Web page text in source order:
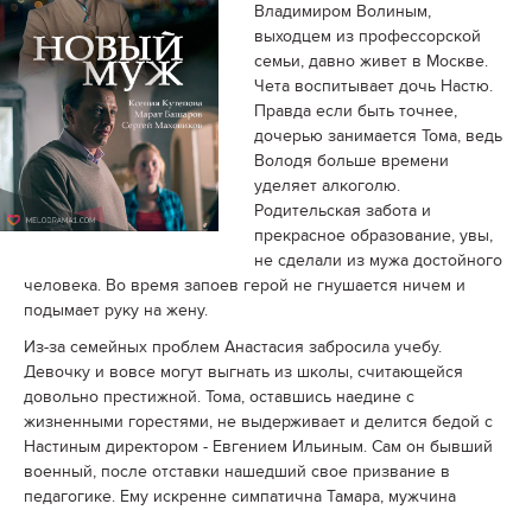
Владимиром Волиным,
выходцем из профессорской
семьи, давно живет в Москве.
Чета воспитывает дочь Настю.
Правда если быть точнее,
дочерью занимается Тома, ведь
Володя больше времени
уделяет алкоголю.
Родительская забота и
прекрасное образование, увы,
не сделали из мужа достойного
человека. Во время запоев герой не гнушается ничем и
подымает руку на жену.
Из-за семейных проблем Анастасия забросила учебу.
Девочку и вовсе могут выгнать из школы, считающейся
довольно престижной. Тома, оставшись наедине с
жизненными горестями, не выдерживает и делится бедой с
Настиным директором - Евгением Ильиным. Сам он бывший
военный, после отставки нашедший свое призвание в
педагогике. Ему искренне симпатична Тамара, мужчина